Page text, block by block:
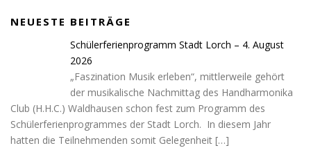
NEUESTE BEITRÄGE
Schülerferienprogramm Stadt Lorch – 4. August
2026
„Faszination Musik erleben“, mittlerweile gehört
der musikalische Nachmittag des Handharmonika
Club (H.H.C.) Waldhausen schon fest zum Programm des
Schülerferienprogrammes der Stadt Lorch. In diesem Jahr
hatten die Teilnehmenden somit Gelegenheit […]